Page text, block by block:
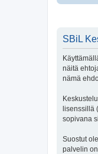
SBiL
näitä
nämä
lisenssillä
sopivana
Suostut
palvelin